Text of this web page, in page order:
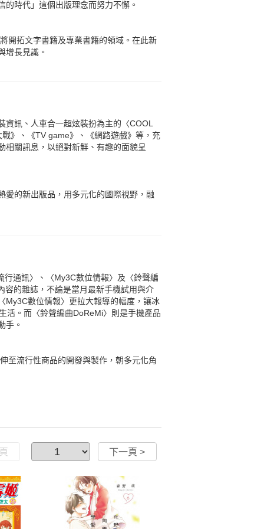
時代」這個出版理念而努力不懈。
開拓文字書籍及專業書籍的領域。在此新
增長見識。
訊、人車合一超炫裝扮為主的〈COOL
》、《TV game》、《網路遊戲》等，充
相關訊息，以絕對新鮮、有趣的面貌呈
愛的新出版品，用多元化的國際視野，融
通訊〉、〈My3C數位情報〉及〈鈴聲編
的雜誌，不論是當月最新手機試用與介
My3C數位情報〉更拉大報導的幅度，讓冰
活。而〈鈴聲編曲DoReMi〉則是手機產品
手。
至流行性商品的開發與製作，朝多元化角
下一頁 >